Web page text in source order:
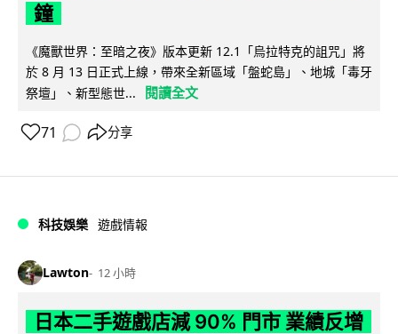
鐘
《魔獸世界：至暗之夜》版本更新 12.1「烏拉特克的詛咒」將
於 8 月 13 日正式上線，帶來全新區域「盤蛇島」、地城「毒牙
祭壇」、新型態世...
閱讀全文
71 分享
科技娛樂 遊戲情報
Lawton 12 小時
日本二手遊戲店減 90% 門市 業績反增